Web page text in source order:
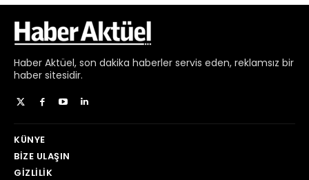
Haber Aktüel, son dakika haberler servis eden, reklamsız bir
haber sitesidir.
KÜNYE
BIZE ULAŞIN
GIZLILIK